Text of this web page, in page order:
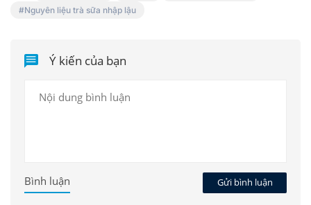
Nguyên liệu trà sữa nhập lậu
Ý kiến của bạn
Gửi bình luận
Bình luận